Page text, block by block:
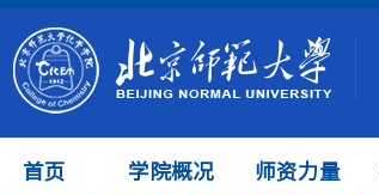
首页 学院概况 师资力量